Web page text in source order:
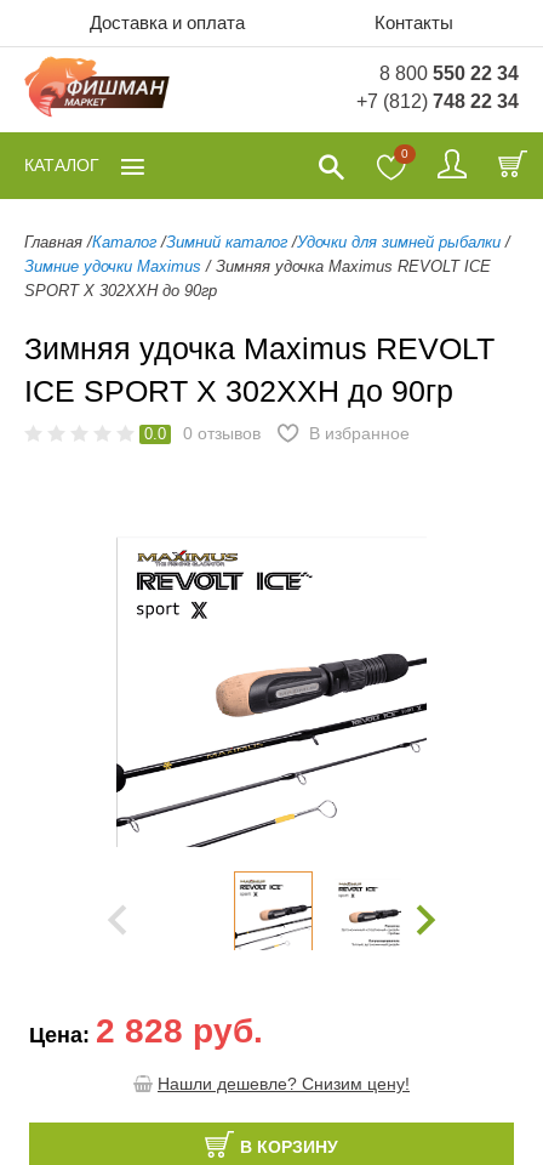
Доставка и оплата Контакты
8 800 550 22 34
+7 (812) 748 22 34
0
КАТАЛОГ
Главная /Каталог /Зимний каталог /Удочки для зимней рыбалки /
Зимние удочки Maximus / Зимняя удочка Maximus REVOLT ICE
SPORT X 302XXH до 90гр
Зимняя удочка Maximus REVOLT
ICE SPORT X 302XXH до 90гр
0.0 0 отзывов В избранное
Цена: 2 828 руб.
Нашли дешевле? Снизим цену!
В КОРЗИНУ